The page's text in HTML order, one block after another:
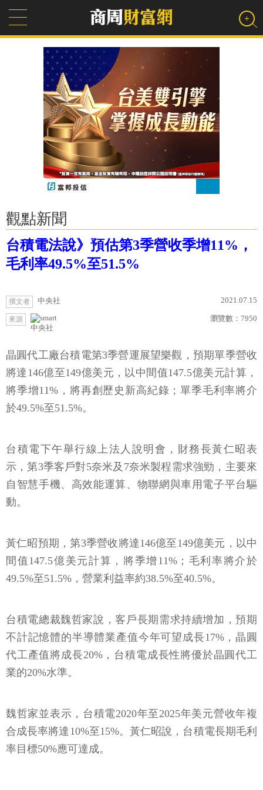
觀點新聞
台積電法說》預估第3季營收季增11%，
毛利率49.5%至51.5%
撰文者 中央社 2021.07.15
來源
中央社
瀏覽數： 7950
晶圓代工廠台積電第3季營運展望樂觀，預期單季營收
將達146億至149億美元，以中間值147.5億美元計算，
將季增11%，將再創歷史新高紀錄；單季毛利率將介
於49.5%至51.5%。
台積電下午舉行線上法人說明會，財務長黃仁昭表
示，第3季客戶對5奈米及7奈米製程需求強勁，主要來
自智慧手機、高效能運算、物聯網與車用電子平台驅
動。
黃仁昭預期，第3季營收將達146億至149億美元，以中
間值147.5億美元計算，將季增11%；毛利率將介於
49.5%至51.5%，營業利益率約38.5%至40.5%。
台積電總裁魏哲家說，客戶長期需求持續增加，預期
不計記憶體的半導體業產值今年可望成長17%，晶圓
代工產值將成長20%，台積電成長性將優於晶圓代工
業的20%水準。
魏哲家並表示，台積電2020年至2025年美元營收年複
合成長率將達10%至15%。黃仁昭說，台積電長期毛利
率目標50%應可達成。